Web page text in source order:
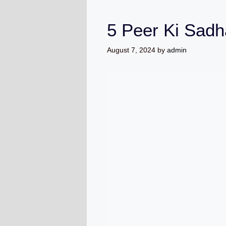
5 Peer Ki
August 7, 2024 by admin